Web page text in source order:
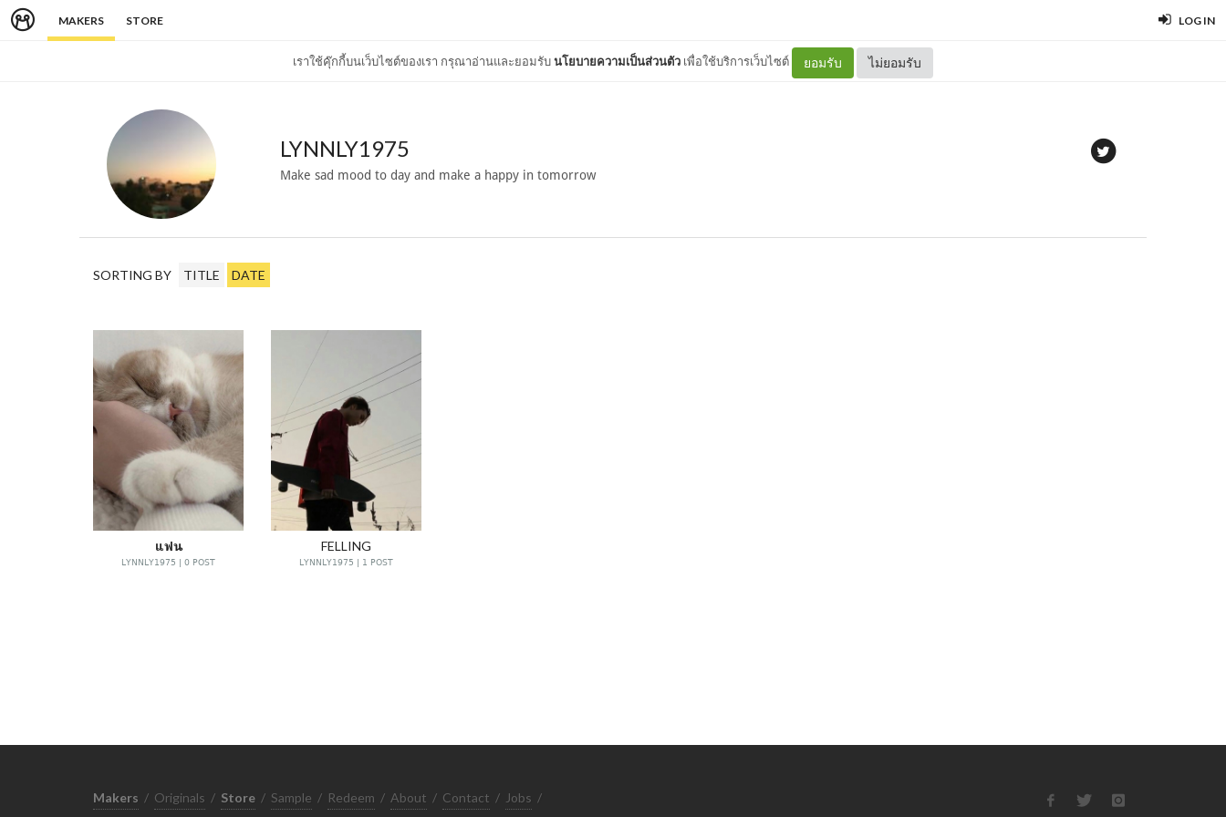
MAKERS STORE LOG IN
เราใช้คุ๊กกี้บนเว็บไซต์ของเรา กรุณาอ่านและยอมรับนโยบายความเป็นส่วนตัว เพื่อใช้บริการเว็บไซต์ ยอมรับ ไม่ยอมรับ
LYNNLY1975
Make sad mood to day and make a happy in tomorrow
SORTING BY TITLE DATE
แฟน
LYNNLY1975 | 0 POST
FELLING
LYNNLY1975 | 1 POST
Makers / Originals / Store / Sample / Redeem / About / Contact / Jobs /